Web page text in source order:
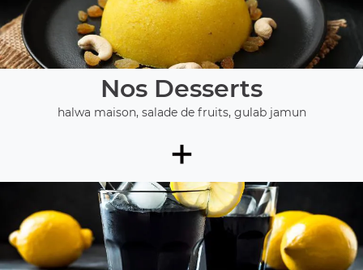
Nos Desserts
halwa maison, salade de fruits, gulab jamun
+